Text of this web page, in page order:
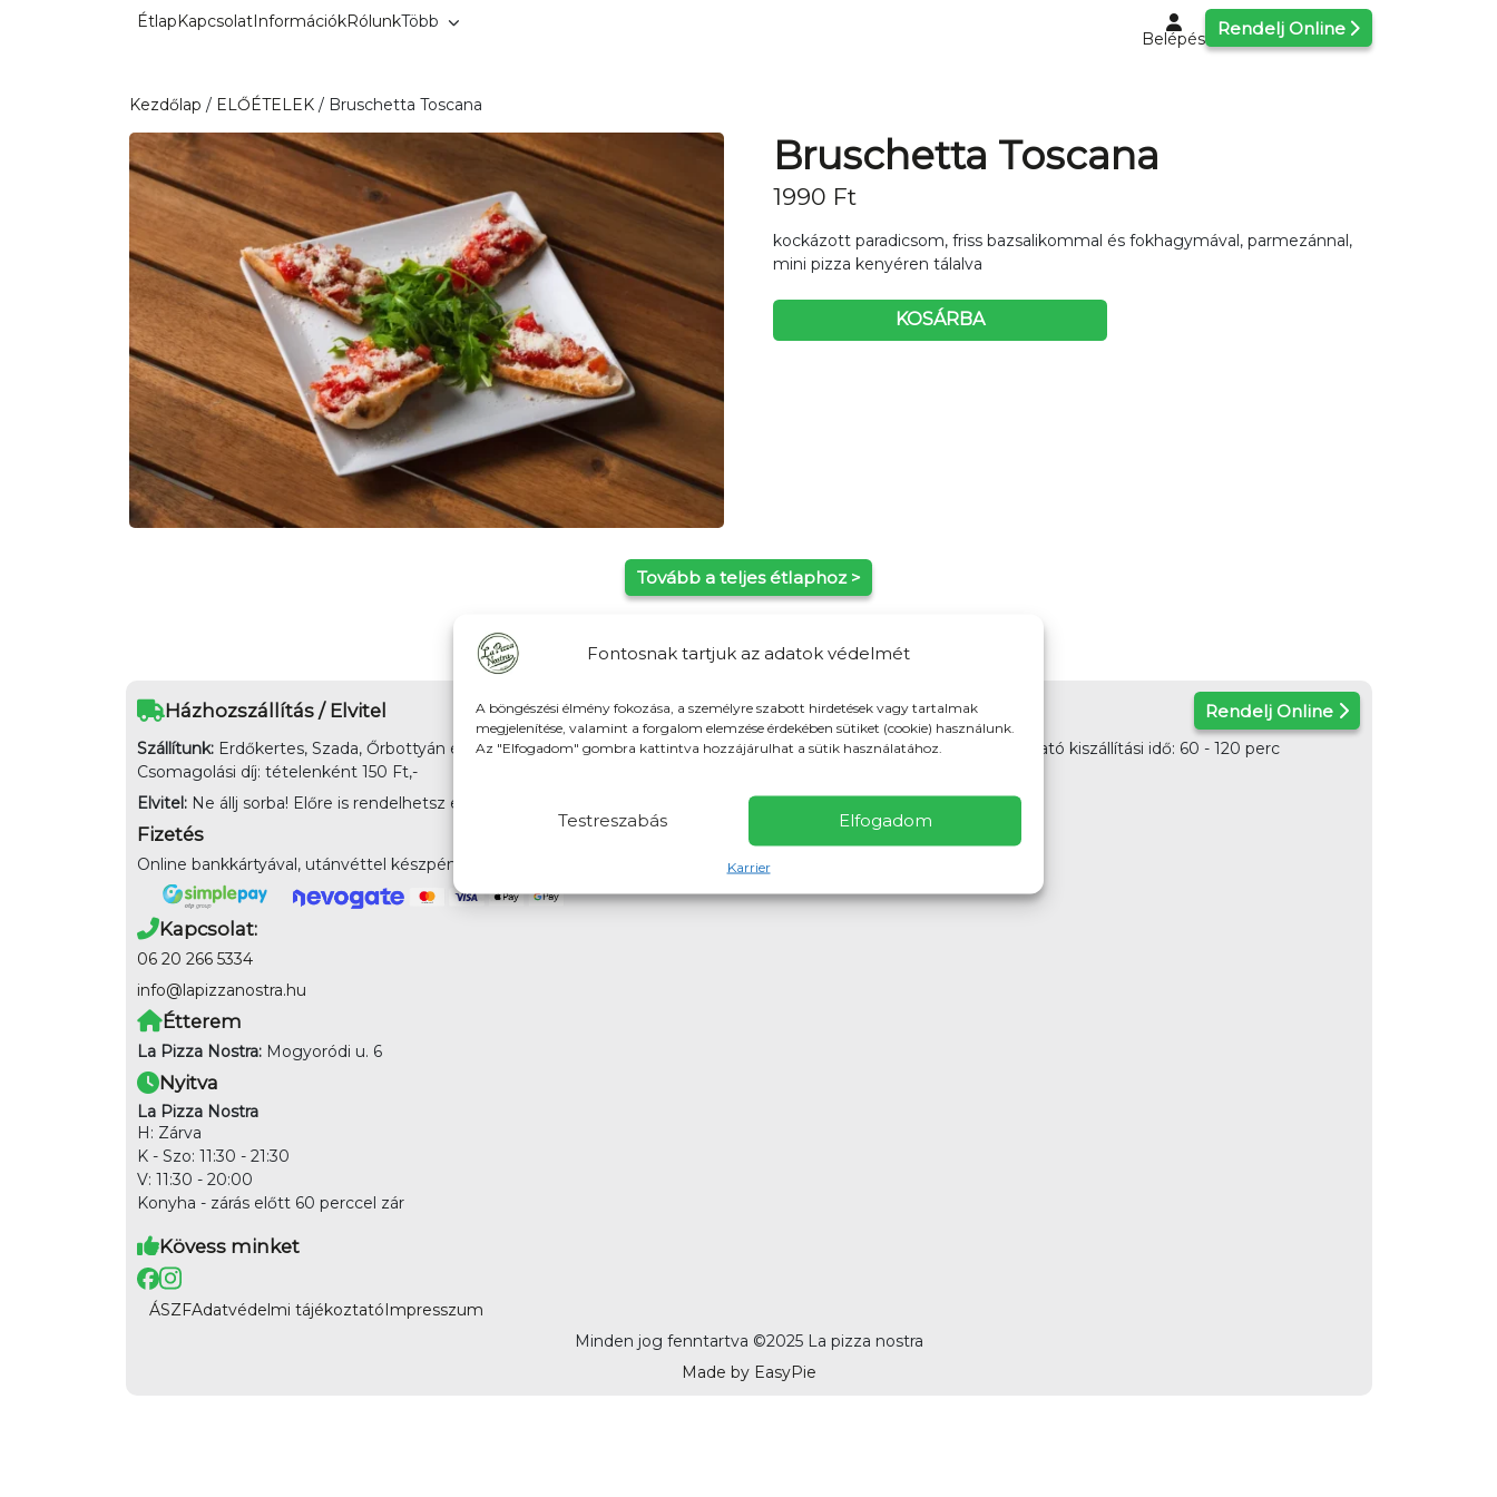
Fontosnak tartjuk az adatok védelmét
A böngészési élmény fokozása, a személyre szabott hirdetések vagy tartalmak
megjelenítése, valamint a forgalom elemzése érdekében sütiket (cookie) használunk.
Az "Elfogadom" gombra kattintva hozzájárulhat a sütik használatához.
Elfogadom
Testreszabás
Karrier
ÉtlapKapcsolatInformációkRólunkTöbb
Belépés
Rendelj Online
Kezdőlap / ELŐÉTELEK / Bruschetta Toscana
Bruschetta Toscana
1990 Ft
kockázott paradicsom, friss bazsalikommal és fokhagymával, parmezánnal,
mini pizza kenyéren tálalva
KOSÁRBA
Tovább a teljes étlaphoz >
Házhozszállítás / Elvitel Rendelj Online
Szállítunk: Erdőkertes, Szada, Őrbottyán és Csomád: 600Ft Veresegyházon: 400Ft (minimum rendelés 5000Ft) Várható kiszállítási idő: 60 - 120 perc
Csomagolási díj: tételenként 150 Ft,-
Elvitel: Ne állj sorba! Előre is rendelhetsz elvitelre, vagy házhoz!
Fizetés
Online bankkártyával, utánvéttel készpénz, bankkártya és SZÉP kártyával is fizethetsz!
Kapcsolat:
06 20 266 5334
info@lapizzanostra.hu
Étterem
La Pizza Nostra: Mogyoródi u. 6
Nyitva
La Pizza Nostra
H: Zárva
K - Szo: 11:30 - 21:30
V: 11:30 - 20:00
Konyha - zárás előtt 60 perccel zár
Kövess minket
ÁSZFAdatvédelmi tájékoztatóImpresszum
Minden jog fenntartva ©2025 La pizza nostra
Made by EasyPie